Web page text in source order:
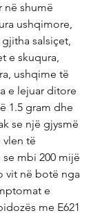
në shumë
ushqimore,
salsiçet,
e skuqura,
ushqime të
e lejuar ditore
1.5 gram dhe
se një gjysmë
vlen të
mbi 200 mijë
vit në botë nga
e
me E621